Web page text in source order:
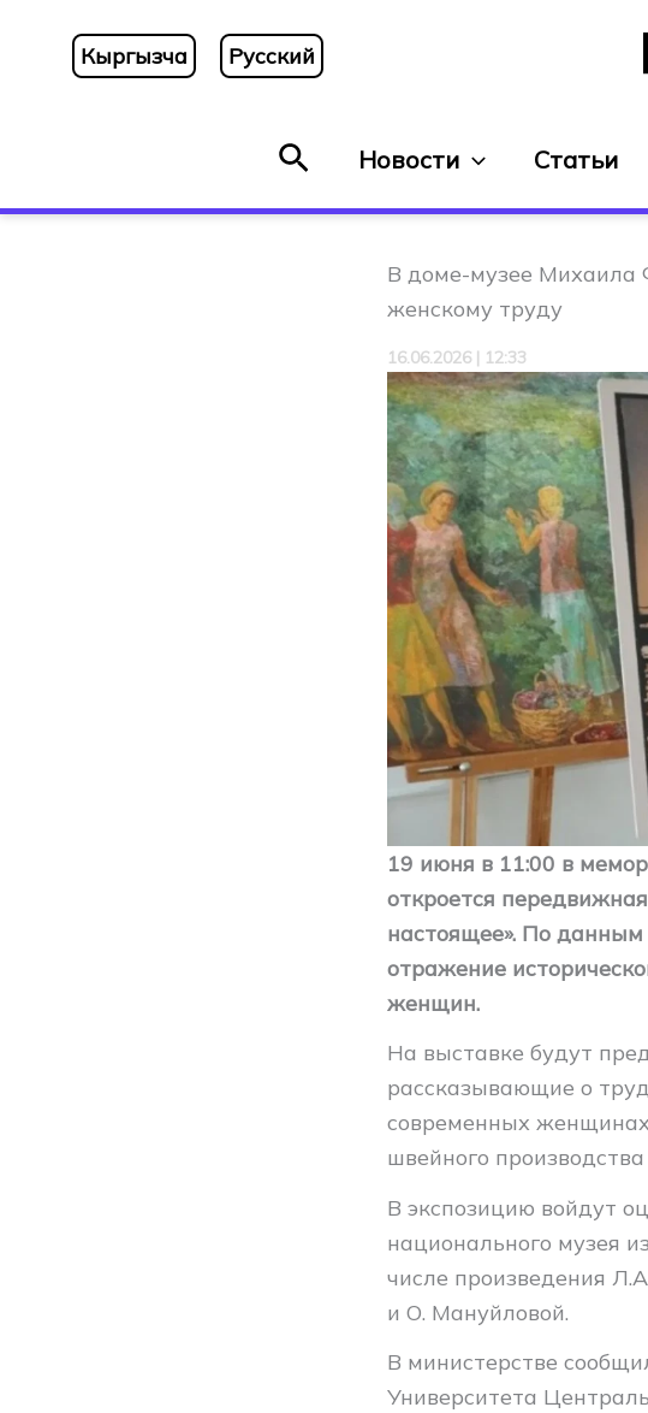
содержимому
Кыргызча Русский
ПоискНовости Статьи
В доме-музее Михаила
женскому труду
16.06.2026 | 12:33
19 июня в 11:00 в
откроется
настоящее». По данным
отражение
женщин.
На выставке будут
рассказывающие о
современных
швейного производства
В экспозицию войдут
национального музея
числе произведения
и О. Мануйловой.
В министерстве
Университета